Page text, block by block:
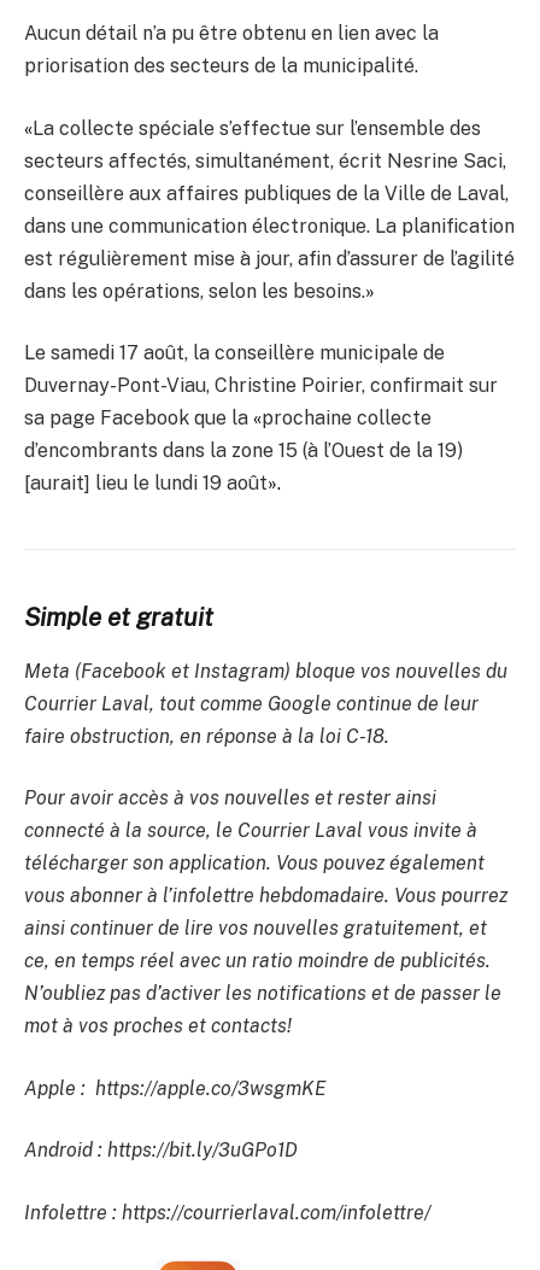
Aucun détail n’a pu être obtenu en lien avec la
priorisation des secteurs de la municipalité.
«La collecte spéciale s’effectue sur l’ensemble des
secteurs affectés, simultanément, écrit Nesrine Saci,
conseillère aux affaires publiques de la Ville de Laval,
dans une communication électronique. La planification
est régulièrement mise à jour, afin d’assurer de l’agilité
dans les opérations, selon les besoins.»
Le samedi 17 août, la conseillère municipale de
Duvernay-Pont-Viau, Christine Poirier, confirmait sur
sa page Facebook que la «prochaine collecte
d’encombrants dans la zone 15 (à l’Ouest de la 19)
[aurait] lieu le lundi 19 août».
Simple et gratuit
Meta (Facebook et Instagram) bloque vos nouvelles du
Courrier Laval, tout comme Google continue de leur
faire obstruction, en réponse à la loi C-18.
Pour avoir accès à vos nouvelles et rester ainsi
connecté à la source, le Courrier Laval vous invite à
télécharger son application. Vous pouvez également
vous abonner à l’infolettre hebdomadaire. Vous pourrez
ainsi continuer de lire vos nouvelles gratuitement, et
ce, en temps réel avec un ratio moindre de publicités.
N’oubliez pas d’activer les notifications et de passer le
mot à vos proches et contacts!
Apple : https://apple.co/3wsgmKE
Android : https://bit.ly/3uGPo1D
Infolettre : https://courrierlaval.com/infolettre/